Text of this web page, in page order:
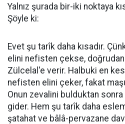
Yalnız şurada bir-iki noktaya
Şöyle ki:
Evet şu tarîk daha kısadır.
elini nefisten çekse,
Zülcelal'e verir. Halbuki en
nefisten elini çeker, fakat
Onun zevalini bulduktan
gider. Hem şu tarîk daha
şatahat ve bâlâ-pervazane